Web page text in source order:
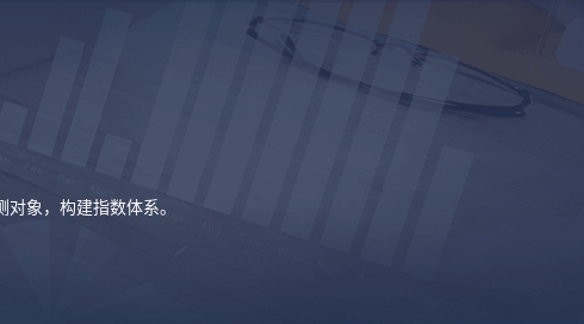
象，构建指数体系。